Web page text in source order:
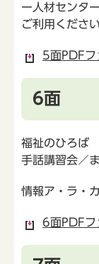
ー人材センタ
ご利用くださ
5面PDFフ
6面
福祉のひろば
手話講習会／
情報ア・ラ・
6面PDFフ